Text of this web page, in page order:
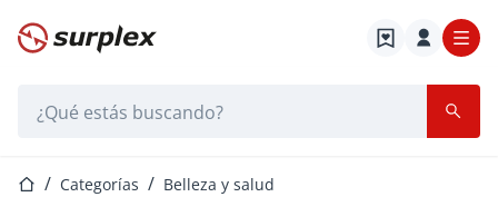
Página de inicio
Página de inicio
Categorías Belleza y salud